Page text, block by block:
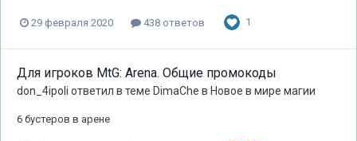
29 февраля 2020 438 ответов 1
Для игроков MtG: Arena. Общие промокоды
don_4ipoli ответил в теме DimaChe в Новое в мире магии
6 бустеров в арене